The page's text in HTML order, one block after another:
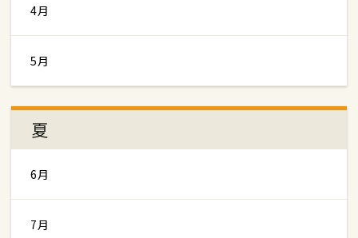
4月
5月
夏
6月
7月